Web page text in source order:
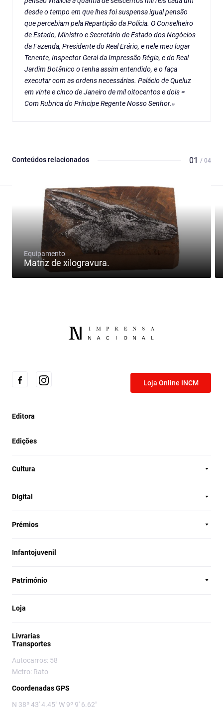
desde o tempo em que lhes foi suspensa igual pensão
que percebiam pela Repartição da Polícia. O Conselheiro
de Estado, Ministro e Secretário de Estado dos Negócios
da Fazenda, Presidente do Real Erário, e nele meu lugar
Tenente, Inspector Geral da Impressão Régia, e do Real
Jardim Botânico o tenha assim entendido, e o faça
executar com as ordens necessárias. Palácio de Queluz
em vinte e cinco de Janeiro de mil oitocentos e dois =
Com Rubrica do Príncipe Regente Nosso Senhor.»
Conteúdos relacionados 01 / 04
Equipamento
Matriz de xilogravura.
Loja Online INCM
Editora
Edições
Cultura
Digital
Prémios
Infantojuvenil
Património
Loja
Livrarias
Transportes
Autocarros: 58
Metro: Rato
Coordenadas GPS
N 38º 43' 4.45" W 9º 9' 6.62"